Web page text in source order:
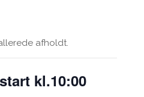
afholdt.
kl.10:00